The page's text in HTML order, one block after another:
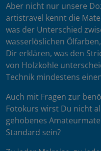
Aber nicht nur unsere
artistravel kennt die
was der Unterschied
wasserlöslichen
Dir erklären, was den
von Holzkohle
Technik mindestens
Auch mit Fragen zur
Fotokurs wirst Du nicht
gehobenes
Standard sein?